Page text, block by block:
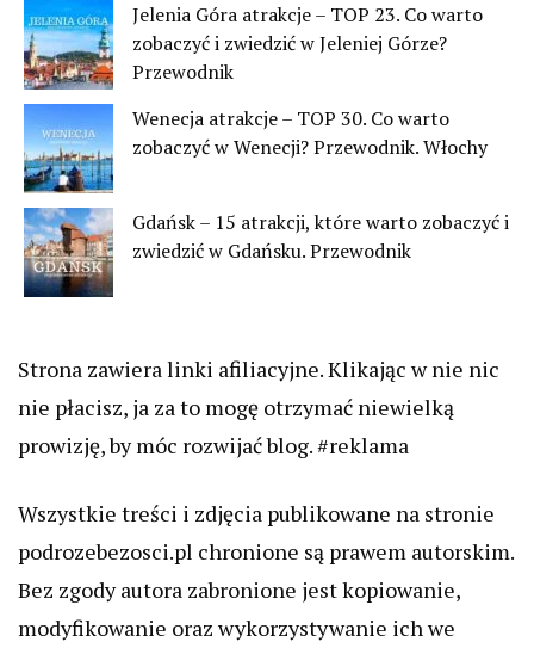
Jelenia Góra atrakcje – TOP 23. Co warto
zobaczyć i zwiedzić w Jeleniej Górze?
Przewodnik
Wenecja atrakcje – TOP 30. Co warto
zobaczyć w Wenecji? Przewodnik. Włochy
Gdańsk – 15 atrakcji, które warto zobaczyć i
zwiedzić w Gdańsku. Przewodnik
Strona zawiera linki afiliacyjne. Klikając w nie nic
nie płacisz, ja za to mogę otrzymać niewielką
prowizję, by móc rozwijać blog. #reklama
Wszystkie treści i zdjęcia publikowane na stronie
podrozebezosci.pl chronione są prawem autorskim.
Bez zgody autora zabronione jest kopiowanie,
modyfikowanie oraz wykorzystywanie ich we